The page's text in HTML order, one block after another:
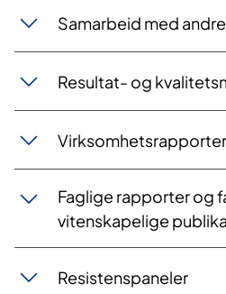
Samarbeid med
Resultat- og
Faglige rapporter og
vitenskapelige
Resistenspaneler